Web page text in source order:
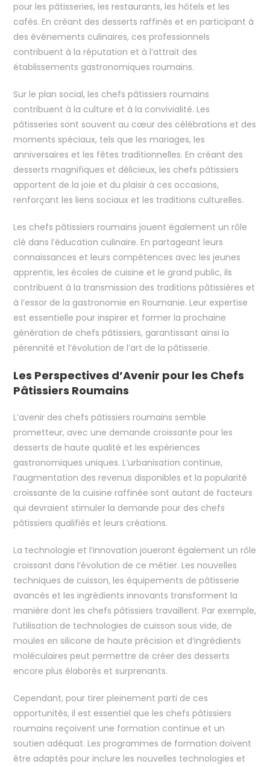
pour les pâtisseries, les restaurants, les hôtels et les
cafés. En créant des desserts raffinés et en participant à
des événements culinaires, ces professionnels
contribuent à la réputation et à l’attrait des
établissements gastronomiques roumains.
Sur le plan social, les chefs pâtissiers roumains
contribuent à la culture et à la convivialité. Les
pâtisseries sont souvent au cœur des célébrations et des
moments spéciaux, tels que les mariages, les
anniversaires et les fêtes traditionnelles. En créant des
desserts magnifiques et délicieux, les chefs pâtissiers
apportent de la joie et du plaisir à ces occasions,
renforçant les liens sociaux et les traditions culturelles.
Les chefs pâtissiers roumains jouent également un rôle
clé dans l’éducation culinaire. En partageant leurs
connaissances et leurs compétences avec les jeunes
apprentis, les écoles de cuisine et le grand public, ils
contribuent à la transmission des traditions pâtissières et
à l’essor de la gastronomie en Roumanie. Leur expertise
est essentielle pour inspirer et former la prochaine
génération de chefs pâtissiers, garantissant ainsi la
pérennité et l’évolution de l’art de la pâtisserie.
Les Perspectives d’Avenir pour les Chefs
Pâtissiers Roumains
L’avenir des chefs pâtissiers roumains semble
prometteur, avec une demande croissante pour les
desserts de haute qualité et les expériences
gastronomiques uniques. L’urbanisation continue,
l’augmentation des revenus disponibles et la popularité
croissante de la cuisine raffinée sont autant de facteurs
qui devraient stimuler la demande pour des chefs
pâtissiers qualifiés et leurs créations.
La technologie et l’innovation joueront également un rôle
croissant dans l’évolution de ce métier. Les nouvelles
techniques de cuisson, les équipements de pâtisserie
avancés et les ingrédients innovants transforment la
manière dont les chefs pâtissiers travaillent. Par exemple,
l’utilisation de technologies de cuisson sous vide, de
moules en silicone de haute précision et d’ingrédients
moléculaires peut permettre de créer des desserts
encore plus élaborés et surprenants.
Cependant, pour tirer pleinement parti de ces
opportunités, il est essentiel que les chefs pâtissiers
roumains reçoivent une formation continue et un
soutien adéquat. Les programmes de formation doivent
être adaptés pour inclure les nouvelles technologies et